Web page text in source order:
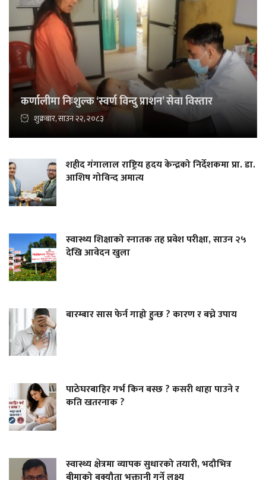
कर्णालीमा निःशुल्क ‘स्वर्ण विन्दु प्राशन’ सेवा विस्तार
शुक्रबार, साउन २२, २०८३
शहीद गंगालाल राष्ट्रिय हृदय केन्द्रको निर्देशकमा प्रा. डा.
आशिष गोविन्द अमात्य
स्वास्थ्य शिक्षाको स्नातक तह प्रवेश परीक्षा, साउन २५
देखि आवेदन खुला
बारम्बार सास फेर्न गाह्रो हुन्छ ? कारण र बच्ने उपाय
पाठेघरबाहिर गर्भ किन बस्छ ? कसरी थाहा पाउने र
कति खतरनाक ?
स्वास्थ्य क्षेत्रमा व्यापक सुधारको तयारी, भदौभित्र